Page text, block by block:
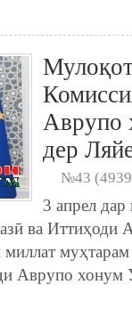
Аврупо
дер
№43
3 апрел
ва Иттиҳоди
Аврупо хонум